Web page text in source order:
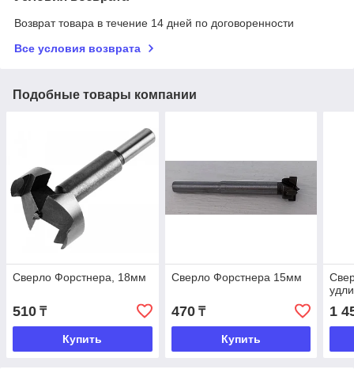
Возврат товара в течение 14 дней по договоренности
Все условия возврата
Подобные товары компании
Сверло Форстнера, 18мм
510 ₸
Купить
Сверло Форстнера 15мм
470₸
Купить
1